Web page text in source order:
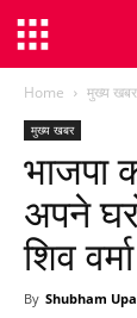
Home मुख्य खबर
मुख्य खबर
भाजपा
अपने
शिव वर्मा
By Shubham